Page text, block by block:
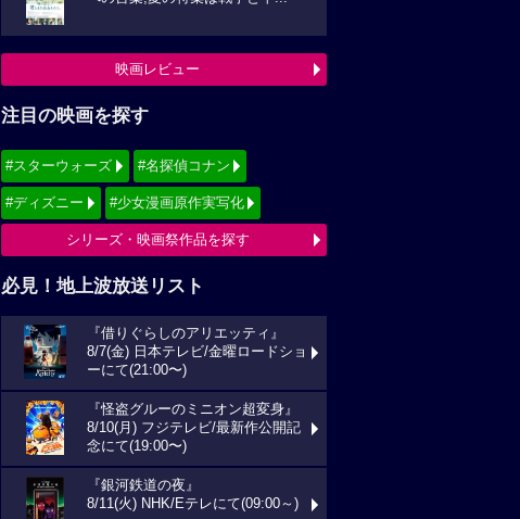
映画レビュー
注目の映画を探す
#スターウォーズ #名探偵コナン
#ディズニー #少女漫画原作実写化
シリーズ・映画祭作品を探す
必見！地上波放送リスト
『借りぐらしのアリエッティ』
8/7(金) 日本テレビ/金曜ロードショ
ーにて(21:00〜)
『怪盗グルーのミニオン超変身』
8/10(月) フジテレビ/最新作公開記
念にて(19:00〜)
『銀河鉄道の夜』
8/11(火) NHK/Eテレにて(09:00～)